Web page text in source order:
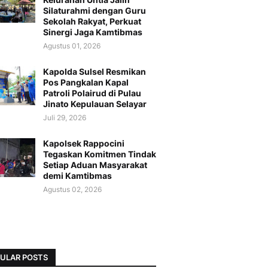
Silaturahmi dengan Guru
Sekolah Rakyat, Perkuat
Sinergi Jaga Kamtibmas
Agustus 01, 2026
Kapolda Sulsel Resmikan
Pos Pangkalan Kapal
Patroli Polairud di Pulau
Jinato Kepulauan Selayar
Juli 29, 2026
Kapolsek Rappocini
Tegaskan Komitmen Tindak
Setiap Aduan Masyarakat
demi Kamtibmas
Agustus 02, 2026
POSTS